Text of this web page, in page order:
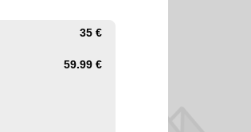
35 €
59.99 €